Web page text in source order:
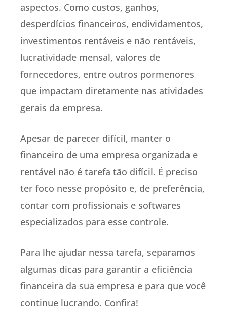
aspectos. Como custos, ganhos,
desperdícios financeiros, endividamentos,
investimentos rentáveis e não rentáveis,
lucratividade mensal, valores de
fornecedores, entre outros pormenores
que impactam diretamente nas atividades
gerais da empresa.
Apesar de parecer difícil, manter o
financeiro de uma empresa organizada e
rentável não é tarefa tão difícil. É preciso
ter foco nesse propósito e, de preferência,
contar com profissionais e softwares
especializados para esse controle.
Para lhe ajudar nessa tarefa, separamos
algumas dicas para garantir a eficiência
financeira da sua empresa e para que você
continue lucrando. Confira!